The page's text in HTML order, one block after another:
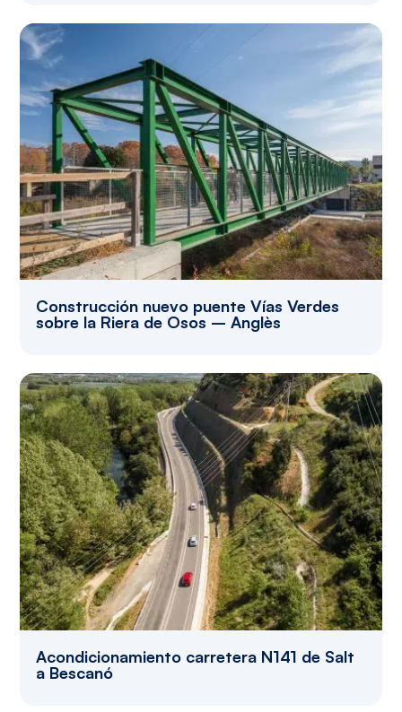
Construcción nuevo puente Vías Verdes
sobre la Riera de Osos – Anglès
Acondicionamiento carretera N141 de Salt
a Bescanó